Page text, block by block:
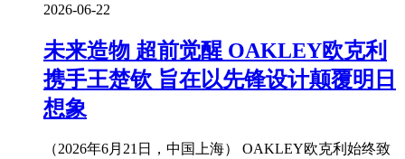
2026-06-22
未来造物 超前觉醒 OAKLEY欧克利
携手王楚钦 旨在以先锋设计颠覆明日
想象
（2026年6月21日，中国上海） OAKLEY欧克利始终致